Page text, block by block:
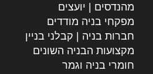
מהנדסים | יועצים
מפקחי בניה מודדים
חברות בניה | קבלני בניין
מקצועות הבניה השונים
חומרי בניה וגמר